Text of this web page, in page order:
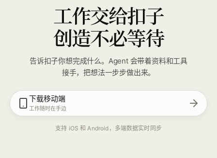
工作交给扣子
创造不必等待
告诉扣子你想完成什么。Agent 会带着资料和工具
接手，把想法一步步做出来。
下载移动端
工作随时在手边
支持 iOS 和 Android，多端数据实时同步